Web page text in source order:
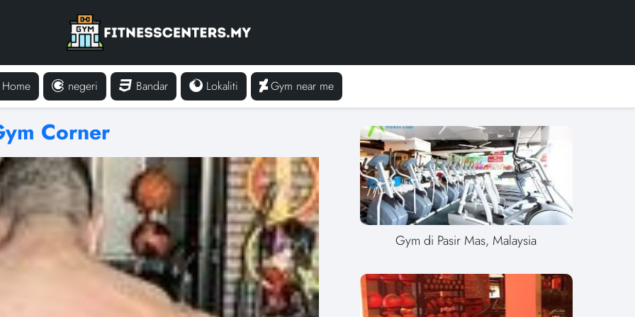
Home negeri Bandar Lokaliti Gym near me
Corner
Gym di Pasir Mas, Malaysia